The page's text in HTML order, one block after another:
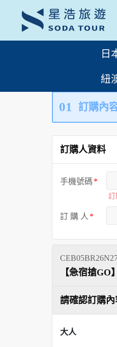
日
紐
01 訂購內
訂購人資料
手機號碼
訂
訂 購 人
【急宿搶
請確認訂購內
大人